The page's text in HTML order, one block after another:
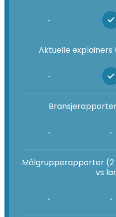
-
Aktuelle
-
- -
Målgrupperapporter (2
vs
- -